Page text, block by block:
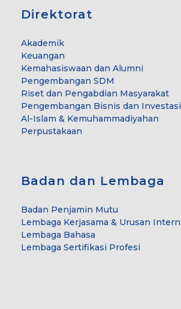
Direktorat
Akademik
Keuangan
Kemahasiswaan dan Alumni
Pengembangan SDM
Riset dan Pengabdian Masyarakat
Pengembangan Bisnis dan Investasi
Al-Islam & Kemuhammadiyahan
Perpustakaan
Badan dan Lembaga
Badan Penjamin Mutu
Lembaga Kerjasama & Urusan
Lembaga Bahasa
Lembaga Sertifikasi Profesi